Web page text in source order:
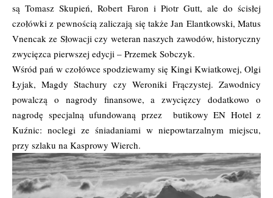
są Tomasz Skupień, Robert Faron i Piotr Gutt, ale do ścisłej
czołówki z pewnością zaliczają się także Jan Elantkowski, Matus
Vnencak ze Słowacji czy weteran naszych zawodów, historyczny
zwycięzca pierwszej edycji – Przemek Sobczyk.
Wśród pań w czołówce spodziewamy się Kingi Kwiatkowej, Olgi
Łyjak, Magdy Stachury czy Weroniki Frączystej. Zawodnicy
powalczą o nagrody finansowe, a zwycięzcy dodatkowo o
nagrodę specjalną ufundowaną przez
butikowy EN Hotel z
Kuźnic: noclegi ze śniadaniami w niepowtarzalnym miejscu,
przy szlaku na Kasprowy Wierch.